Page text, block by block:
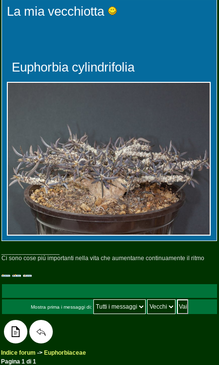
La mia vecchiotta
Euphorbia cylindrifolia
Ci sono cose piú importanti nella vita che aumentarne continuamente il ritmo
Mostra prima i messaggi di:
Indice forum -> Euphorbiaceae
Pagina 1 di 1